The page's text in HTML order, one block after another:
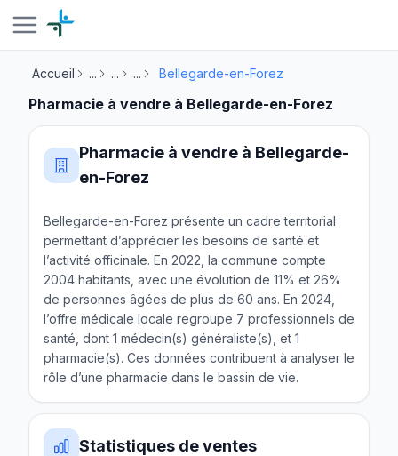
Accueil ... ... ... Bellegarde-en-Forez
Pharmacie à vendre à Bellegarde-en-Forez
Pharmacie à vendre à Bellegarde-
en-Forez
Bellegarde-en-Forez présente un cadre territorial
permettant d’apprécier les besoins de santé et
l’activité officinale. En 2022, la commune compte
2004 habitants, avec une évolution de 11% et 26%
de personnes âgées de plus de 60 ans. En 2024,
l’offre médicale locale regroupe 7 professionnels de
santé, dont 1 médecin(s) généraliste(s), et 1
pharmacie(s). Ces données contribuent à analyser le
rôle d’une pharmacie dans le bassin de vie.
Statistiques de ventes